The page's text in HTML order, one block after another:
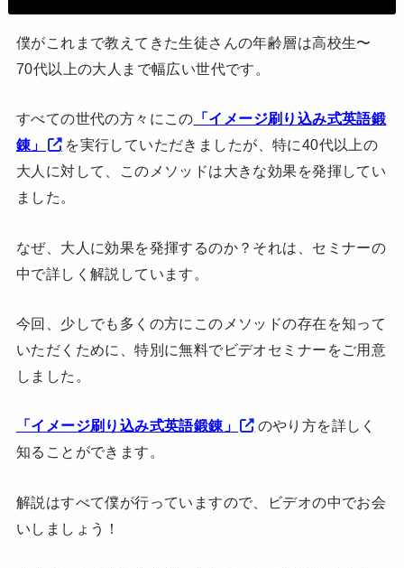
僕がこれまで教えてきた生徒さんの年齢層は高校生〜
70代以上の大人まで幅広い世代です。
すべての世代の方々にこの 「イメージ刷り込み式英語鍛
錬」
を実行していただきましたが、特に40代以上の
大人に対して、このメソッドは大きな効果を発揮してい
ました。
なぜ、大人に効果を発揮するのか？それは、セミナーの
中で詳しく解説しています。
今回、少しでも多くの方にこのメソッドの存在を知って
いただくために、特別に無料でビデオセミナーをご用意
しました。
「イメージ刷り込み式英語鍛錬」
のやり方を詳しく
知ることができます。
解説はすべて僕が行っていますので、ビデオの中でお会
いしましょう！